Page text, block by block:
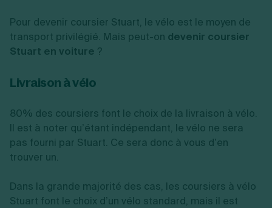
Pour devenir coursier Stuart, le vélo est le moyen de
transport privilégié. Mais peut-on devenir coursier
Stuart en voiture ?
Livraison à vélo
80% des coursiers font le choix de la livraison à vélo.
Il est à noter qu’étant indépendant, le vélo ne sera
pas fourni par Stuart. Ce sera donc à vous d’en
trouver un.
Dans la grande majorité des cas, les coursiers à vélo
Stuart font le choix d’un vélo standard, mais il est